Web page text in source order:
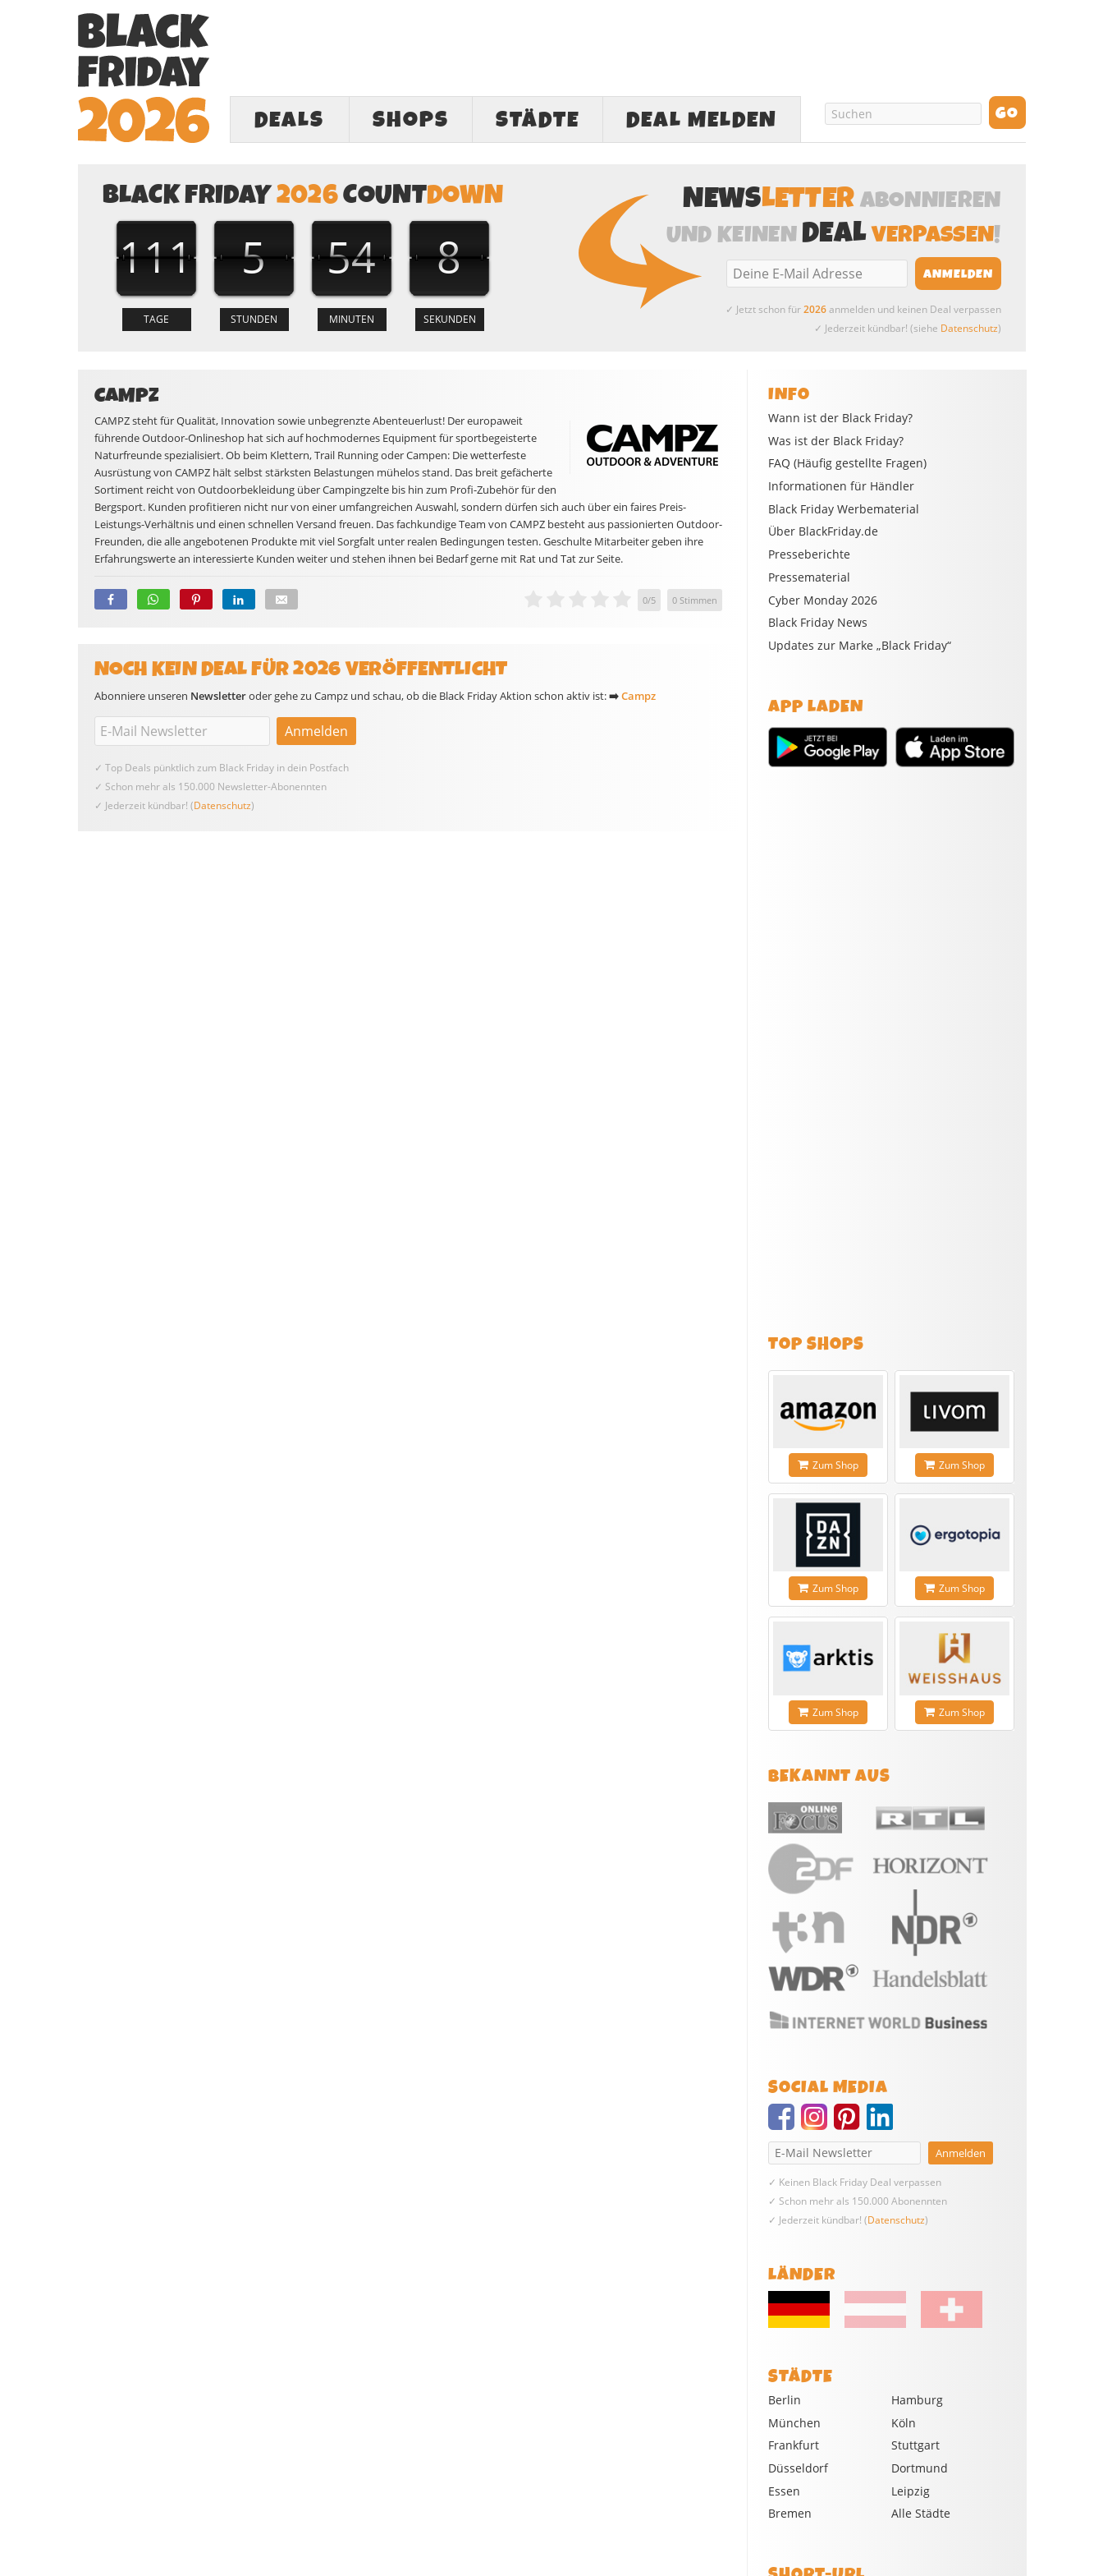
DEALS SHOPS STÄDTE DEAL MELDEN
BLACK FRIDAY2026COUNTDOWN
111 5 54 7
NEWSLETTERABONNIEREN
UND KEINENDEALVERPASSEN!
✓ Jetzt schon für2026anmelden und keinen Deal verpassen
✓ Jederzeit kündbar! (siehe Datenschutz)
CAMPZ
CAMPZ steht für Qualität, Innovation sowie unbegrenzte Abenteuerlust! Der europaweit
führende Outdoor-Onlineshop hat sich auf hochmodernes Equipment für sportbegeisterte
Naturfreunde spezialisiert. Ob beim Klettern, Trail Running oder Campen: Die wetterfeste
Ausrüstung von CAMPZ hält selbst stärksten Belastungen mühelos stand. Das breit gefächerte
Sortiment reicht von Outdoorbekleidung über Campingzelte bis hin zum Profi-Zubehör für den
Bergsport. Kunden profitieren nicht nur von einer umfangreichen Auswahl, sondern dürfen sich auch über ein faires Preis-
Leistungs-Verhältnis und einen schnellen Versand freuen. Das fachkundige Team von CAMPZ besteht aus passionierten Outdoor-
Freunden, die alle angebotenen Produkte mit viel Sorgfalt unter realen Bedingungen testen. Geschulte Mitarbeiter geben ihre
Erfahrungswerte an interessierte Kunden weiter und stehen ihnen bei Bedarf gerne mit Rat und Tat zur Seite.
0/5 0Stimmen
NOCH KEIN DEAL FÜR 2026 VERÖFFENTLICHT
Abonniere unseren Newsletteroder gehe zu Campz und schau, ob die Black Friday Aktion schon aktiv ist:➡️Campz
✓ Top Deals pünktlich zum Black Friday in dein Postfach
✓ Schon mehr als 150.000 Newsletter-Abonennten
✓ Jederzeit kündbar! (Datenschutz)
INFO
Wann ist der Black Friday?
Was ist der Black Friday?
FAQ (Häufig gestellte Fragen)
Informationen für Händler
Black Friday Werbematerial
Über BlackFriday.de
Presseberichte
Pressematerial
Cyber Monday 2026
Black Friday News
Updates zur Marke „Black Friday“
APP LADEN
TOP SHOPS
Zum Shop Zum Shop
Zum Shop Zum Shop
Zum Shop Zum Shop
BEKANNT AUS
SOCIAL MEDIA
✓ Keinen Black Friday Deal verpassen
✓ Schon mehr als 150.000 Abonennten
✓ Jederzeit kündbar! (Datenschutz)
LÄNDER
STÄDTE
Berlin
Hamburg
München
Köln
Frankfurt
Stuttgart
Düsseldorf
Dortmund
Essen
Leipzig
Bremen
Alle Städte